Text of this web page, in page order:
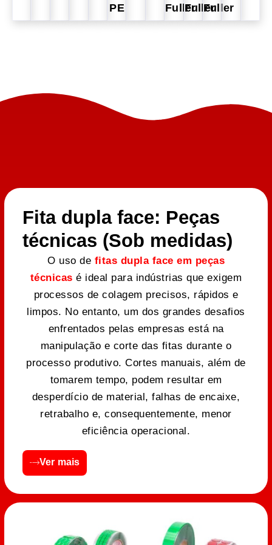
PE
FullerFullerFuller
Fita dupla face: Peças
técnicas (Sob medidas)
O uso de fitas dupla face em peças
técnicas é ideal para indústrias que exigem
processos de colagem precisos, rápidos e
limpos. No entanto, um dos grandes desafios
enfrentados pelas empresas está na
manipulação e corte das fitas durante o
processo produtivo. Cortes manuais, além de
tomarem tempo, podem resultar em
desperdício de material, falhas de encaixe,
retrabalho e, consequentemente, menor
eficiência operacional.
Ver mais